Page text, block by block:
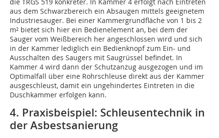
die TRGS 519 konkreter. In Kammer 4 erfolgt nach Eintreten
aus dem Schwarzbereich ein Absaugen mittels geeignetem
Industriesauger. Bei einer Kammergrundfläche von 1 bis 2
m² bietet sich hier ein Bedienelement an, bei dem der
Sauger vom Weißbereich her angeschlossen wird und sich
in der Kammer lediglich ein Bedienknopf zum Ein- und
Ausschalten des Saugers mit Saug­rüssel befindet. In
Kammer 4 wird dann der Schutzanzug ausgezogen und im
Optimalfall über eine Rohrschleuse direkt aus der Kammer
ausgeschleust, damit ein ungehindertes Eintreten in die
Duschkammer erfolgen kann.
4. Praxisbeispiel: Schleusentechnik in
der Asbestsanierung